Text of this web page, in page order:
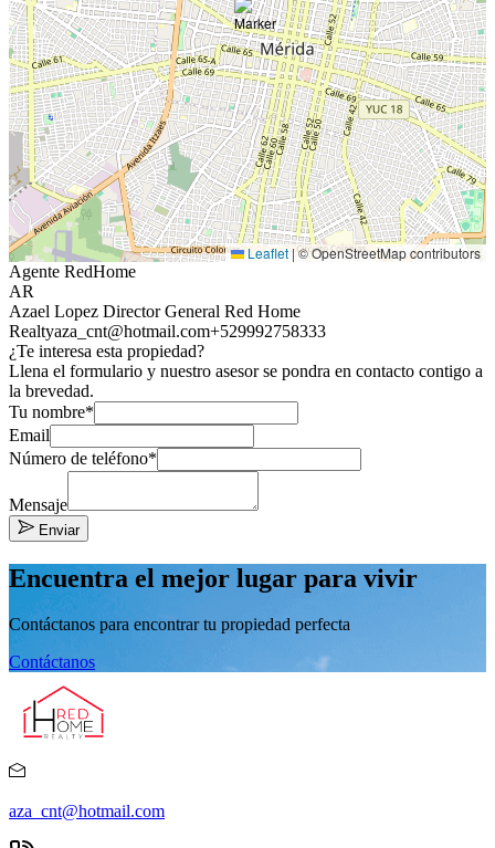
Leaflet|© OpenStreetMap contributors
Agente RedHome
AR
Azael Lopez Director General Red Home
Realtyaza_cnt@hotmail.com+529992758333
¿Te interesa esta propiedad?
Llena el formulario y nuestro asesor se pondra en contacto contigo a
la brevedad.
Tu nombre*
Email
Número de teléfono*
Mensaje
Enviar
Encuentra el mejor lugar para vivir
Contáctanos para encontrar tu propiedad perfecta
Contáctanos
aza_cnt@hotmail.com